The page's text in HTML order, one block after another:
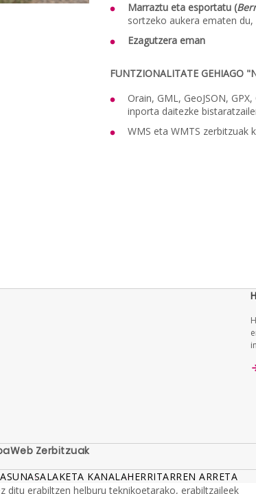
Marraztu eta esportatu (
sortzeko aukera ematen
Ezagutzera eman
FUNTZIONALITATE GEHIAGO
Orain, GML, GeoJSON,
inporta daitezke
WMS eta WMTS zerbitzuak
Web Zerbitzuak
SALAKETA KANALAHERRITARREN ARRETA
ditu erabiltzen helburu teknikoetarako, erabiltzaileek